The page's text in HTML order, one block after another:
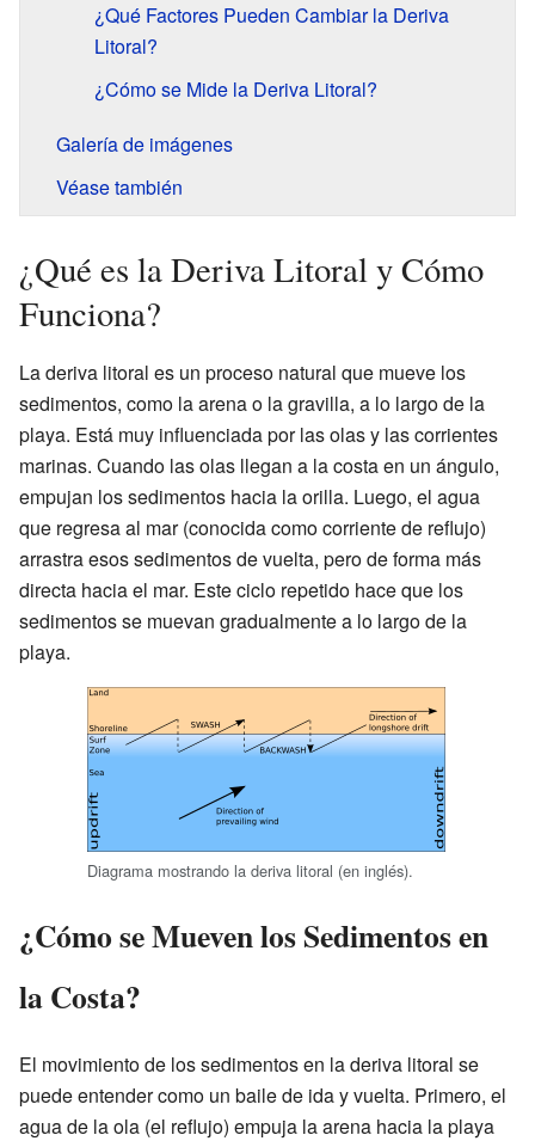
¿Qué Factores Pueden Cambiar la Deriva
Litoral?
¿Cómo se Mide la Deriva Litoral?
Galería de imágenes
Véase también
¿Qué es la Deriva Litoral y Cómo
Funciona?
La deriva litoral es un proceso natural que mueve los
sedimentos, como la arena o la gravilla, a lo largo de la
playa. Está muy influenciada por las olas y las corrientes
marinas. Cuando las olas llegan a la costa en un ángulo,
empujan los sedimentos hacia la orilla. Luego, el agua
que regresa al mar (conocida como corriente de reflujo)
arrastra esos sedimentos de vuelta, pero de forma más
directa hacia el mar. Este ciclo repetido hace que los
sedimentos se muevan gradualmente a lo largo de la
playa.
Diagrama mostrando la deriva litoral (en inglés).
¿Cómo se Mueven los Sedimentos en
la Costa?
El movimiento de los sedimentos en la deriva litoral se
puede entender como un baile de ida y vuelta. Primero, el
agua de la ola (el reflujo) empuja la arena hacia la playa